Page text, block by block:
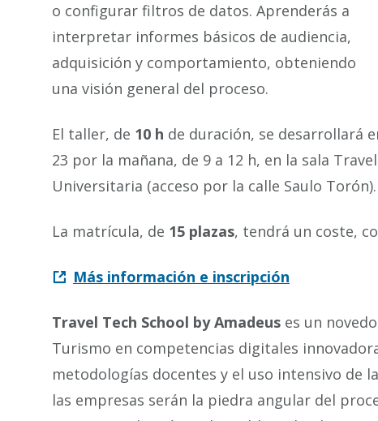
o configurar filtros de datos. Aprenderás a
interpretar informes básicos de audiencia,
adquisición y comportamiento, obteniendo
una visión general del proceso.
El taller, de 10 h de duración, se desarrollará
23 por la mañana, de 9 a 12 h, en la sala
Universitaria (acceso por la calle Saulo Torón).
La matrícula, de 15 plazas, tendrá un coste,
Más información e inscripción
Travel Tech School by Amadeus es un
Turismo en competencias digitales
metodologías docentes y el uso intensivo de
las empresas serán la piedra angular del